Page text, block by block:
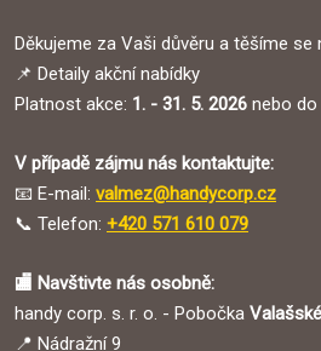
Děkujeme za Vaši důvěru a těšíme se
📌 Detaily akční nabídky
Platnost akce: 1. - 31. 5. 2026 nebo do
V případě zájmu nás kontaktujte:
📧 E-mail: valmez@handycorp.cz
📞 Telefon: +420 571 610 079
🏬 Navštivte nás osobně:
handy corp. s. r. o. - Pobočka
📍 Nádražní 9